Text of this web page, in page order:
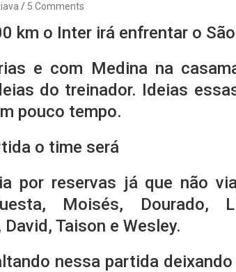
5 Comments
km o Inter irá enfrentar o
e com Medina na
do treinador. Ideias
pouco tempo.
o time será
por reservas já que não
Moisés, Dourado,
Taison e Wesley.
nessa partida